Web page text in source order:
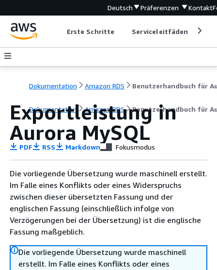
Deutsch Präferenzen Kontakt
Erste Schritte Serviceleitfäden
Dokumentation Amazon RDS
Dokumentation Amazon RDS Benutzerhandbuch für
Exportleistung in
Aurora MySQL
PDF RSS Markdown Fokusmodus
Die vorliegende Übersetzung wurde maschinell erstellt.
Im Falle eines Konflikts oder eines Widerspruchs
zwischen dieser übersetzten Fassung und der
englischen Fassung (einschließlich infolge von
Verzögerungen bei der Übersetzung) ist die englische
Fassung maßgeblich.
Die vorliegende Übersetzung wurde maschinell
erstellt. Im Falle eines Konflikts oder eines